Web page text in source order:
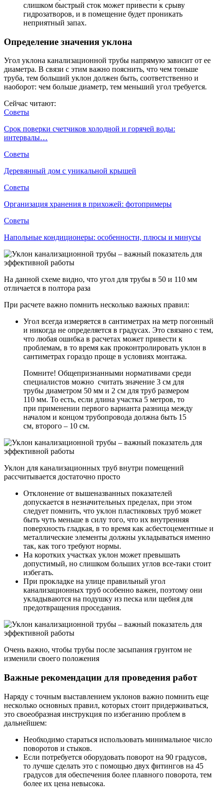
слишком быстрый сток может привести к срыву
гидрозатворов, и в помещение будет проникать
неприятный запах.
Определение значения уклона
Угол уклона канализационной трубы напрямую зависит от ее
диаметра. В связи с этим важно пояснить, что чем тоньше
труба, тем больший уклон должен быть, соответственно и
наоборот: чем больше диаметр, тем меньший угол требуется.
Сейчас читают:
Советы
Срок поверки счетчиков холодной и горячей воды:
интервалы…
Советы
Деревянный дом с уникальной крышей
Советы
Организация хранения в прихожей: фотопримеры
Советы
Напольные кондиционеры: особенности, плюсы и минусы
На данной схеме видно, что угол для трубы в 50 и 110 мм
отличается в полтора раза
При расчете важно помнить несколько важных правил:
Угол всегда измеряется в сантиметрах на метр погонный
и никогда не определяется в градусах. Это связано с тем,
что любая ошибка в расчетах может привести к
проблемам, в то время как проконтролировать уклон в
сантиметрах гораздо проще в условиях монтажа.
Помните! Общепризнанными нормативами среди
специалистов можно считать значение 3 см для
трубы диаметром 50 мм и 2 см для труб размером
110 мм. То есть, если длина участка 5 метров, то
при применении первого варианта разница между
началом и концом трубопровода должна быть 15
см, второго – 10 см.
Уклон для канализационных труб внутри помещений
рассчитывается достаточно просто
Отклонение от вышеназванных показателей
допускается в незначительных пределах, при этом
следует помнить, что уклон пластиковых труб может
быть чуть меньше в силу того, что их внутренняя
поверхность гладкая, в то время как асбестоцементные и
металлические элементы должны укладываться именно
так, как того требуют нормы.
На коротких участках уклон может превышать
допустимый, но слишком больших углов все-таки стоит
избегать.
При прокладке на улице правильный угол
канализационных труб особенно важен, поэтому они
укладываются на подушку из песка или щебня для
предотвращения проседания.
Очень важно, чтобы трубы после засыпания грунтом не
изменили своего положения
Важные рекомендации для проведения работ
Наряду с точным выставлением уклонов важно помнить еще
несколько основных правил, которых стоит придерживаться,
это своеобразная инструкция по избеганию проблем в
дальнейшем:
Необходимо стараться использовать минимальное число
поворотов и стыков.
Если потребуется оборудовать поворот на 90 градусов,
то лучше сделать это с помощью двух фитингов на 45
градусов для обеспечения более плавного поворота, тем
более их цена невысока.